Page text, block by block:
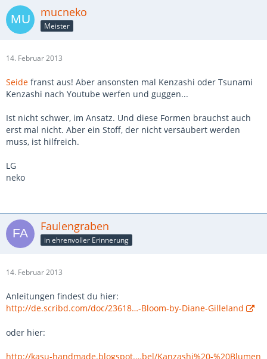
mucneko
Meister
14. Februar 2013
Seide franst aus! Aber ansonsten mal Kenzashi oder Tsunami
Kenzashi nach Youtube werfen und guggen...
Ist nicht schwer, im Ansatz. Und diese Formen brauchst auch
erst mal nicht. Aber ein Stoff, der nicht versäubert werden
muss, ist hilfreich.
LG
neko
Faulengraben
in ehrenvoller Erinnerung
14. Februar 2013
Anleitungen findest du hier:
http://de.scribd.com/doc/23618…-Bloom-by-Diane-Gilleland
oder hier:
http://kasu-handmade.blogspot.…bel/Kanzashi%20-%20Blumen